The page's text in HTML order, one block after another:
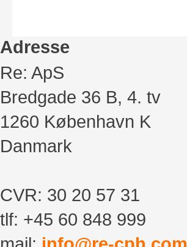
Adresse
Re: ApS
Bredgade 36 B, 4. tv
1260 København K
Danmark
CVR: 30 20 57 31
tlf: +45 60 848 999